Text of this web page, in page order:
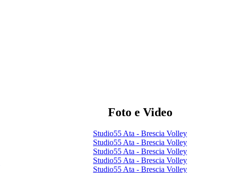
Foto e Video
Studio55 Ata - Brescia Volley
Studio55 Ata - Brescia Volley
Studio55 Ata - Brescia Volley
Studio55 Ata - Brescia Volley
Studio55 Ata - Brescia Volley